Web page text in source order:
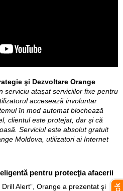
şi Dezvoltare Orange
serviciu ataşat serviciilor fixe pentru
accesează involuntar
în mod automat blochează
clientul este protejat, dar şi că
Serviciul este absolut gratuit
Moldova, utilizatori ai Internet
pentru protecţia afacerii
Alert”, Orange a prezentat şi